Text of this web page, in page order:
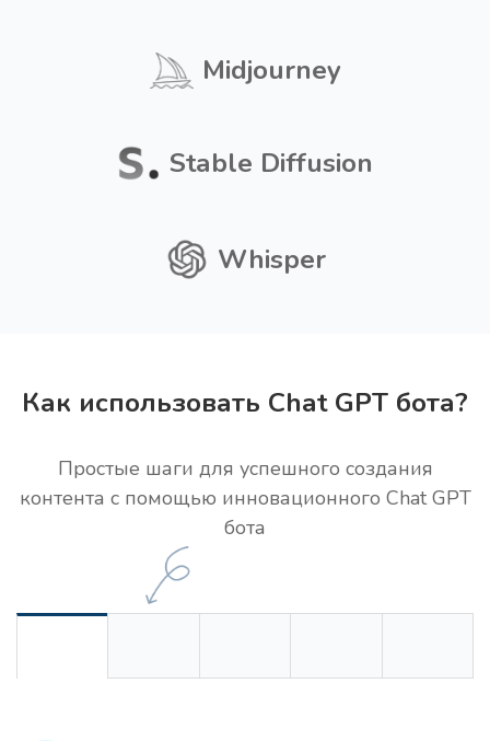
Midjourney
Stable Diffusion
Whisper
Как использовать Chat GPT бота?
Простые шаги для успешного создания
контента с помощью инновационного Chat GPT
бота